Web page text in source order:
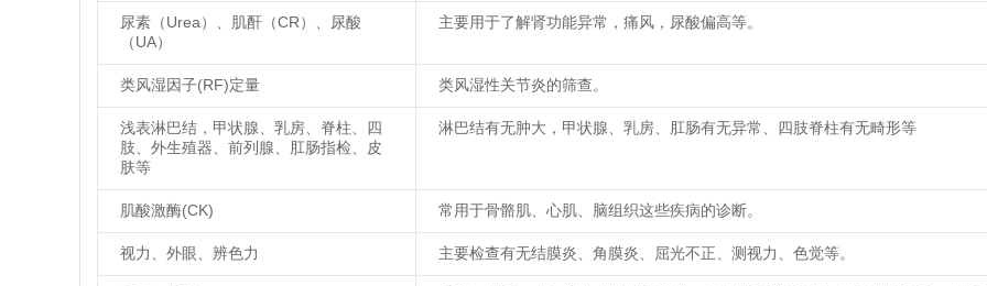
尿素（Urea）、肌酐（CR）、尿酸
（UA）
主要用于了解肾功能异常，痛风，尿酸偏高等。
类风湿因子(RF)定量 类风湿性关节炎的筛查。
浅表淋巴结，甲状腺、乳房、脊柱、四
肢、外生殖器、前列腺、肛肠指检、皮
肤等
淋巴结有无肿大，甲状腺、乳房、肛肠有无异常、四肢脊柱有无畸形等
肌酸激酶(CK) 常用于骨骼肌、心肌、脑组织这些疾病的诊断。
视力、外眼、辨色力 主要检查有无结膜炎、角膜炎、屈光不正、测视力、色觉等。